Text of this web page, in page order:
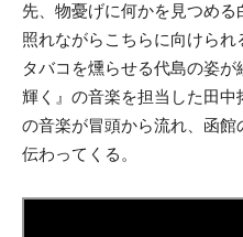
先、物憂げに何かを見つめ
照れながらこちらに向けら
タバコを燻らせる代島の姿
輝く』の音楽を担当した田
の音楽が冒頭から流れ、函館
伝わってくる。